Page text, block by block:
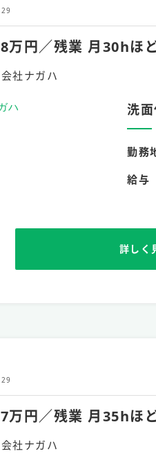
万円／残業 月30hほ
社ナガハ
洗
勤務
給与
詳しく
万円／残業 月35hほ
社ナガハ